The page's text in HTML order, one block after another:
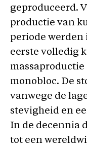
geproduceerd.
productie van
periode werden
eerste volledig
monobloc. De
vanwege de
stevigheid en
In de decennia
tot een